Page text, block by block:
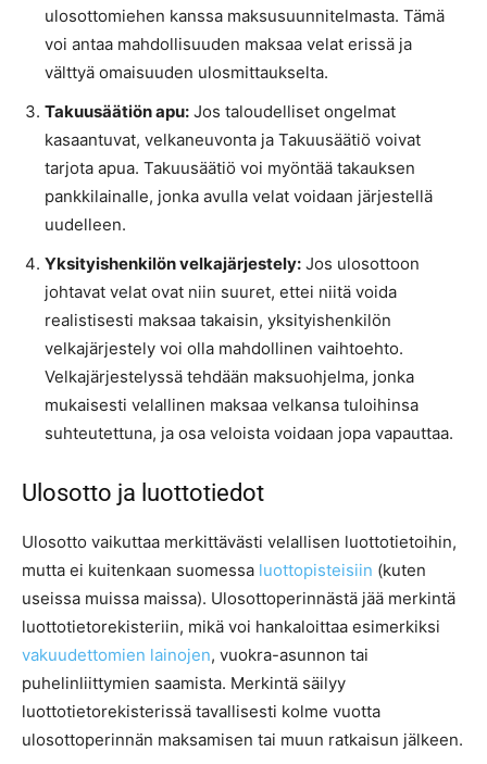
ulosottomiehen kanssa maksusuunnitelmasta. Tämä
voi antaa mahdollisuuden maksaa velat erissä ja
välttyä omaisuuden ulosmittaukselta.
Takuusäätiön apu: Jos taloudelliset ongelmat
kasaantuvat, velkaneuvonta ja Takuusäätiö voivat
tarjota apua. Takuusäätiö voi myöntää takauksen
pankkilainalle, jonka avulla velat voidaan järjestellä
uudelleen.
Yksityishenkilön velkajärjestely: Jos ulosottoon
johtavat velat ovat niin suuret, ettei niitä voida
realistisesti maksaa takaisin, yksityishenkilön
velkajärjestely voi olla mahdollinen vaihtoehto.
Velkajärjestelyssä tehdään maksuohjelma, jonka
mukaisesti velallinen maksaa velkansa tuloihinsa
suhteutettuna, ja osa veloista voidaan jopa vapauttaa.
Ulosotto ja luottotiedot
Ulosotto vaikuttaa merkittävästi velallisen luottotietoihin,
mutta ei kuitenkaan suomessa luottopisteisiin (kuten
useissa muissa maissa). Ulosottoperinnästä jää merkintä
luottotietorekisteriin, mikä voi hankaloittaa esimerkiksi
vakuudettomien lainojen, vuokra-asunnon tai
puhelinliittymien saamista. Merkintä säilyy
luottotietorekisterissä tavallisesti kolme vuotta
ulosottoperinnän maksamisen tai muun ratkaisun jälkeen.